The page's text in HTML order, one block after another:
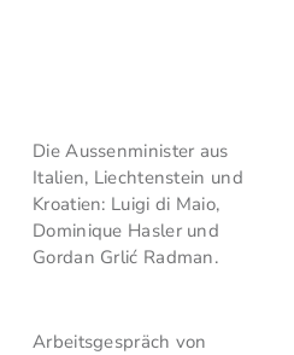
Die Aussenminister aus
Italien, Liechtenstein und
Kroatien: Luigi di Maio,
Dominique Hasler und
Gordan Grlić Radman.
Arbeitsgespräch von